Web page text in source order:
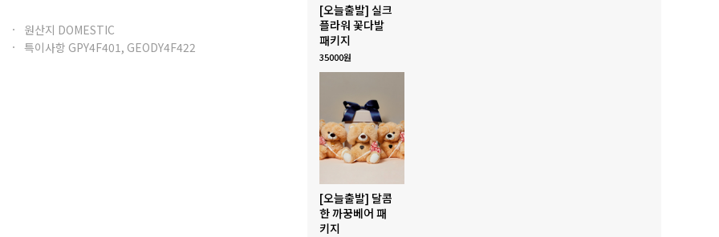
원산지 DOMESTIC
특이사항 GPY4F401, GEODY4F422
[오늘출발] 실크
플라워 꽃다발
패키지
35000원
[오늘출발] 달콤
한 까꿍베어 패
키지